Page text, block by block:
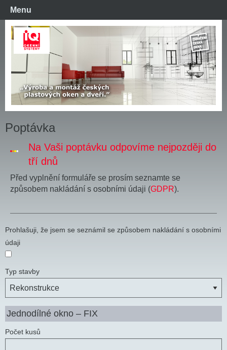
Menu
Poptávka
Na Vaši poptávku odpovíme nejpozději do
tří dnů
Před vyplnění formuláře se prosím seznamte se
způsobem nakládání s osobními údaji (GDPR).
Prohlašuji, že jsem se seznámil se způsobem nakládání s osobními
údaji
Typ stavby
Jednodílné okno – FIX
Počet kusů